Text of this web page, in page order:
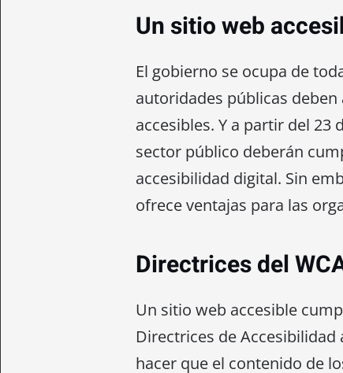
Un sitio web
El gobierno se ocupa de
autoridades públicas
accesibles. Y a partir del 23
sector público deberán
accesibilidad digital. Sin
ofrece ventajas para las
Directrices del
Un sitio web accesible
Directrices de
hacer que el contenido de